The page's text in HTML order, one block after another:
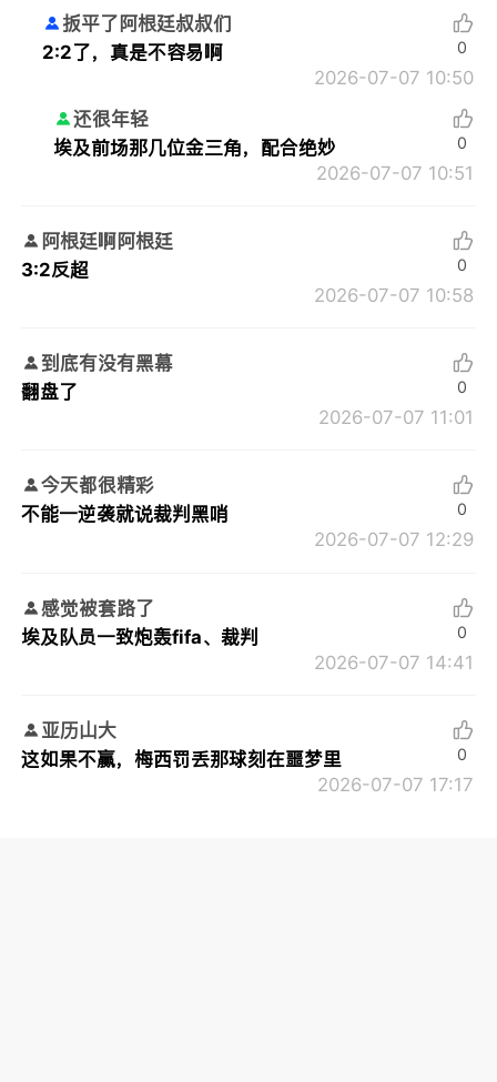
扳平了阿根廷叔叔们
2:2了，真是不容易啊
2026-07-07 10:50
0
还很年轻
埃及前场那几位金三角，配合绝妙
2026-07-07 10:51
0
阿根廷啊阿根廷
3:2反超
2026-07-07 10:58
0
到底有没有黑幕
翻盘了
2026-07-07 11:01
0
今天都很精彩
不能一逆袭就说裁判黑哨
2026-07-07 12:29
0
感觉被套路了
埃及队员一致炮轰fifa、裁判
2026-07-07 14:41
0
亚历山大
这如果不赢，梅西罚丢那球刻在噩梦里
2026-07-07 17:17
0